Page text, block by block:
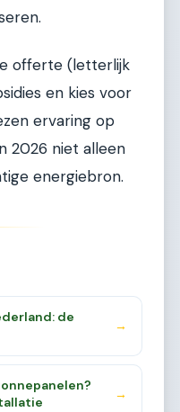
offerte (letterlijk
en kies voor
ervaring op
2026 niet alleen
energiebron.
de
→
→